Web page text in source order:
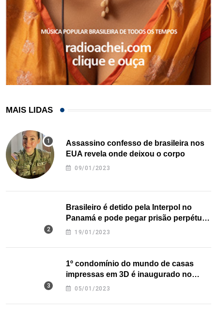
MAIS LIDAS
Assassino confesso de brasileira nos
EUA revela onde deixou o corpo
09/01/2023
Brasileiro é detido pela Interpol no
Panamá e pode pegar prisão perpétua
nos EUA
19/01/2023
1º condomínio do mundo de casas
impressas em 3D é inaugurado no
Texas
05/01/2023